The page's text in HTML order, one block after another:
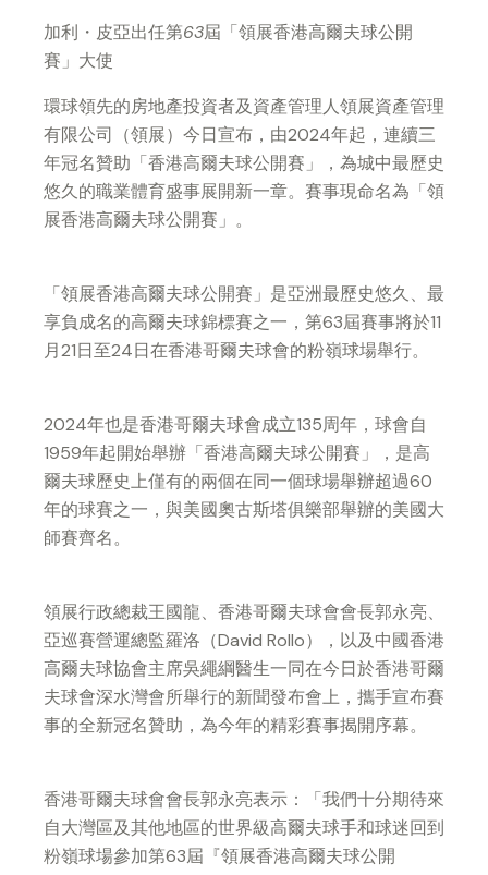
加利・皮亞出任第63屆「領展香港高爾夫球公開
賽」大使
環球領先的房地產投資者及資產管理人領展資產管理
有限公司（領展）今日宣布，由2024年起，連續三
年冠名贊助「香港高爾夫球公開賽」，為城中最歷史
悠久的職業體育盛事展開新一章。賽事現命名為「領
展香港高爾夫球公開賽」。
「領展香港高爾夫球公開賽」是亞洲最歷史悠久、最
享負成名的高爾夫球錦標賽之一，第63屆賽事將於11
月21日至24日在香港哥爾夫球會的粉嶺球場舉行。
2024年也是香港哥爾夫球會成立135周年，球會自
1959年起開始舉辦「香港高爾夫球公開賽」，是高
爾夫球歷史上僅有的兩個在同一個球場舉辦超過60
年的球賽之一，與美國奧古斯塔俱樂部舉辦的美國大
師賽齊名。
領展行政總裁王國龍、香港哥爾夫球會會長郭永亮、
亞巡賽營運總監羅洛（David Rollo），以及中國香港
高爾夫球協會主席吳繩綱醫生一同在今日於香港哥爾
夫球會深水灣會所舉行的新聞發布會上，攜手宣布賽
事的全新冠名贊助，為今年的精彩賽事揭開序幕。
香港哥爾夫球會會長郭永亮表示：「我們十分期待來
自大灣區及其他地區的世界級高爾夫球手和球迷回到
粉嶺球場參加第63屆『領展香港高爾夫球公開